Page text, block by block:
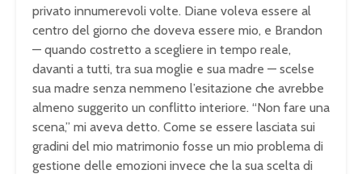
privato innumerevoli volte. Diane voleva essere al
centro del giorno che doveva essere mio, e Brandon
— quando costretto a scegliere in tempo reale,
davanti a tutti, tra sua moglie e sua madre — scelse
sua madre senza nemmeno l’esitazione che avrebbe
almeno suggerito un conflitto interiore. “Non fare una
scena,” mi aveva detto. Come se essere lasciata sui
gradini del mio matrimonio fosse un mio problema di
gestione delle emozioni invece che la sua scelta di